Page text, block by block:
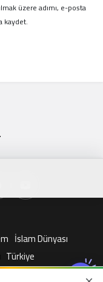
üzere adımı, e-posta
kaydet.
İslam Dünyası
Türkiye